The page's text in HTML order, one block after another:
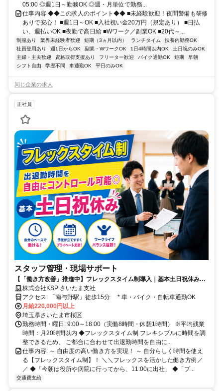
05:00 ◎週1日～勤務OK ◎週・月単位で勤務...
仕事内容 ◆◆この求人のポイント◆◆ ■未経験歓迎！夜間警備も研修
ありで安心！ ■週1日～OK ■入社祝い金20万円（規定あり） ■日払
い、週払いOK ■夜勤で高日給 ■Wワーク／副業OK ■20代～...
制服あり 業界未経験者歓迎 短期（3ヵ月以内） ランチタイム
扶養内勤務OK
社員登用あり
週1日からOK 副業・WワークOK 1日4時間以内OK
土日祝のみOK
主婦・主夫歓迎
資格取得支援あり フリーター歓迎 バイク通勤OK 短期
早朝
シフト自由
学歴不問 車通勤OK 平日のみOK
同じ企業の求人
正社員
スタッフ管理・現場サポート
【「働き方改善」推進中】フレックスタイム制導入｜基本土日祝休み｜
自由度の高い働き方◎
株式会社KSP さいたま支社
アクセス: 「南与野駅」徒歩15分 * 車・バイク・自転車通勤OK
月給220,000円以上
埼玉県さいたま市桜区
勤務時間・曜日: 9:00～18:00（実働8時間・休憩1時間） ※平均残業
時間：月20時間以内 ◆フレックスタイム制 フレキシブルに時間を調
整できるため、 ご都合に合わせて出退勤時間を自由に...
仕事内容: ～ 自由度の高い働き方を実現！ ～ 自分らしく時間を使え
る【フレックスタイム制】！ ＼＼フレックスを活かした働き方例／
／ ◆「今朝は役所や病院に行ってから、11:00に出社」 ◆「プ...
交通費支給